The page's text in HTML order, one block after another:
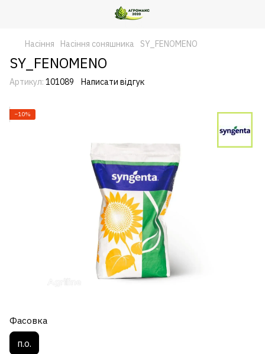
Насіння Насіння соняшника SY_FENOMENO
SY_FENOMENO
Артикул: 101089 Написати відгук
−10%
Фасовка
п.о.